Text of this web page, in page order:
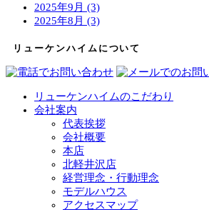
2025年9月 (3)
2025年8月 (3)
リューケンハイムについて
リューケンハイムのこだわり
会社案内
代表挨拶
会社概要
本店
北軽井沢店
経営理念・行動理念
モデルハウス
アクセスマップ